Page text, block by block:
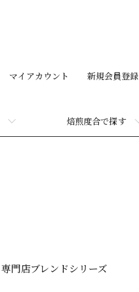
焙煎度合で探す
マイアカウント 新規会員登録
専門店ブレンドシリーズ